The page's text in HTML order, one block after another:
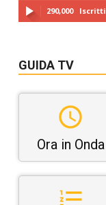
290,000 Iscritti
GUIDA TV
Ora in Onda